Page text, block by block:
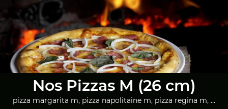
Nos Pizzas M (26 cm)
pizza margarita m, pizza napolitaine m, pizza regina m, ...